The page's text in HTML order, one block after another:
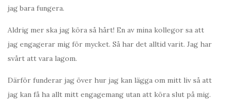
jag bara fungera.
Aldrig mer ska jag köra så hårt! En av mina kollegor sa att
jag engagerar mig för mycket. Så har det alltid varit. Jag har
svårt att vara lagom.
Därför funderar jag över hur jag kan lägga om mitt liv så att
jag kan få ha allt mitt engagemang utan att köra slut på mig.